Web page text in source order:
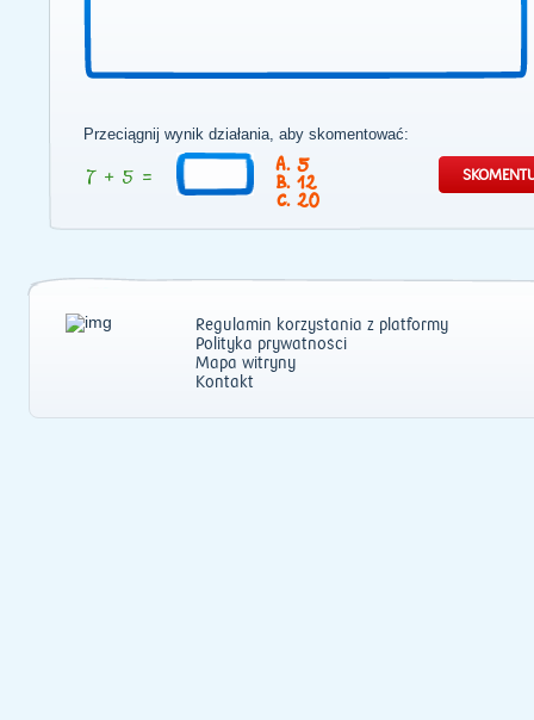
Przeciągnij wynik działania, aby skomentować:
5
12
20
Regulamin korzystania z platformy
Polityka prywatności
Mapa witryny
Kontakt